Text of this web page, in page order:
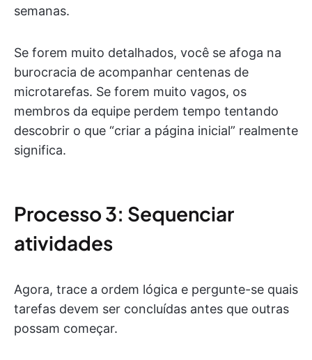
semanas.
Se forem muito detalhados, você se afoga na
burocracia de acompanhar centenas de
microtarefas. Se forem muito vagos, os
membros da equipe perdem tempo tentando
descobrir o que “criar a página inicial” realmente
significa.
Processo 3: Sequenciar
atividades
Agora, trace a ordem lógica e pergunte-se quais
tarefas devem ser concluídas antes que outras
possam começar.